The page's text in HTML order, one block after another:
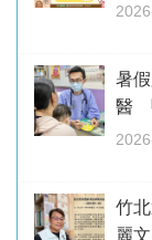
暑
醫
竹
麗